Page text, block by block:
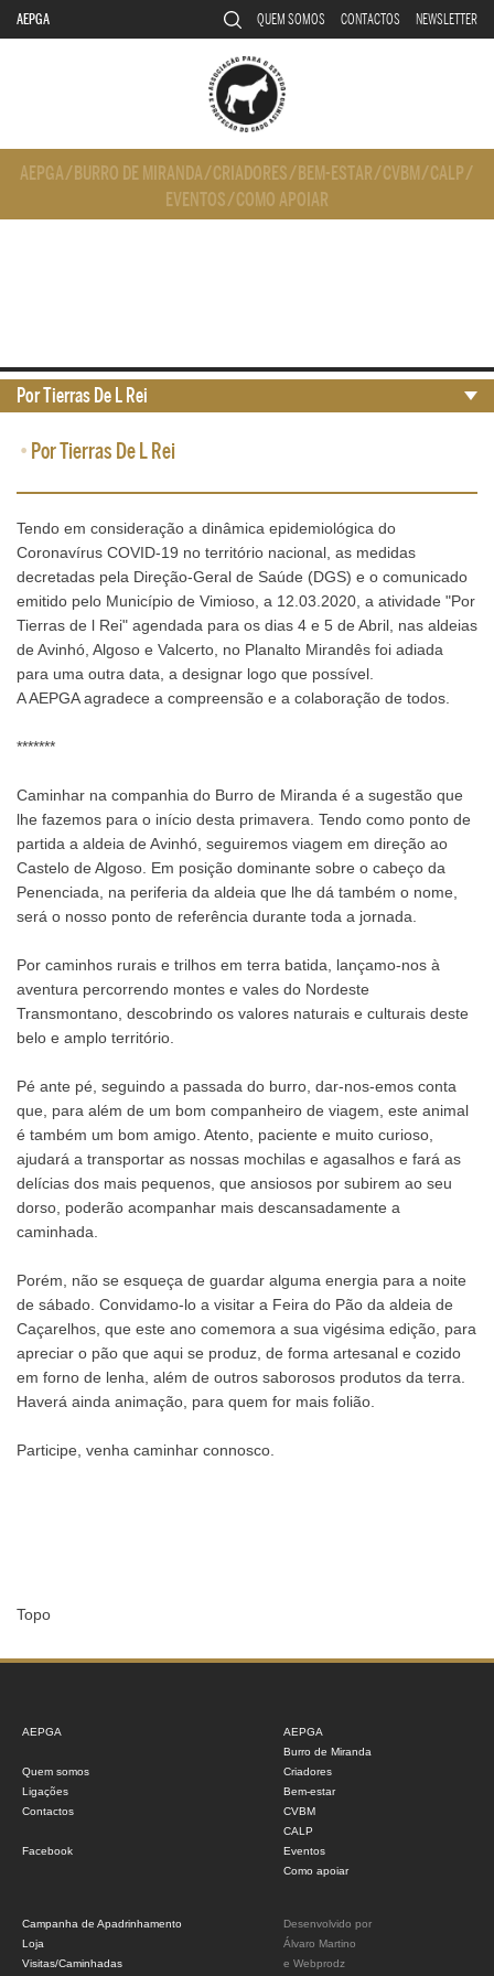
AEPGA QUEM SOMOS CONTACTOS NEWSLETTER
AEPGA/ BURRO DE MIRANDA/CRIADORES/ BEM-ESTAR/CVBM/CALP/
EVENTOS/COMO APOIAR
• Por Tierras De L Rei
Tendo em consideração a dinâmica epidemiológica do
Coronavírus COVID-19 no território nacional, as medidas
decretadas pela Direção-Geral de Saúde (DGS) e o comunicado
emitido pelo Município de Vimioso, a 12.03.2020, a atividade "Por
Tierras de l Rei" agendada para os dias 4 e 5 de Abril, nas aldeias
de Avinhó, Algoso e Valcerto, no Planalto Mirandês foi adiada
para uma outra data, a designar logo que possível.
A AEPGA agradece a compreensão e a colaboração de todos.
*******
Caminhar na companhia do Burro de Miranda é a sugestão que
lhe fazemos para o início desta primavera. Tendo como ponto de
partida a aldeia de Avinhó, seguiremos viagem em direção ao
Castelo de Algoso. Em posição dominante sobre o cabeço da
Penenciada, na periferia da aldeia que lhe dá também o nome,
será o nosso ponto de referência durante toda a jornada.
Por caminhos rurais e trilhos em terra batida, lançamo-nos à
aventura percorrendo montes e vales do Nordeste
Transmontano, descobrindo os valores naturais e culturais deste
belo e amplo território.
Pé ante pé, seguindo a passada do burro, dar-nos-emos conta
que, para além de um bom companheiro de viagem, este animal
é também um bom amigo. Atento, paciente e muito curioso,
ajudará a transportar as nossas mochilas e agasalhos e fará as
delícias dos mais pequenos, que ansiosos por subirem ao seu
dorso, poderão acompanhar mais descansadamente a
caminhada.
Porém, não se esqueça de guardar alguma energia para a noite
de sábado. Convidamo-lo a visitar a Feira do Pão da aldeia de
Caçarelhos, que este ano comemora a sua vigésima edição, para
apreciar o pão que aqui se produz, de forma artesanal e cozido
em forno de lenha, além de outros saborosos produtos da terra.
Haverá ainda animação, para quem for mais folião.
Participe, venha caminhar connosco.
Topo
Por Tierras De L Rei
AEPGA
Quem somos
Ligações
Contactos
Facebook
AEPGA
Burro de Miranda
Criadores
Bem-estar
CVBM
CALP
Eventos
Como apoiar
Campanha de Apadrinhamento
Loja
Visitas/Caminhadas
Desenvolvido por
Álvaro Martino
e Webprodz